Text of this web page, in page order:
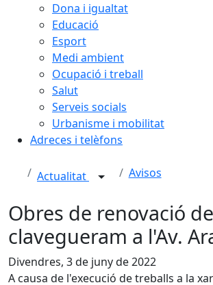
Dona i igualtat
Educació
Esport
Medi ambient
Ocupació i treball
Salut
Serveis socials
Urbanisme i mobilitat
Adreces i telèfons
Actualitat Avisos
Obres de renovació de
clavegueram a l'Av.
Divendres, 3 de juny de 2022
A causa de l'execució de treballs a la